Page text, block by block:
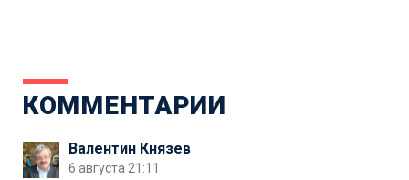
КОММЕНТАРИИ
Валентин Князев
6 августа 21:11